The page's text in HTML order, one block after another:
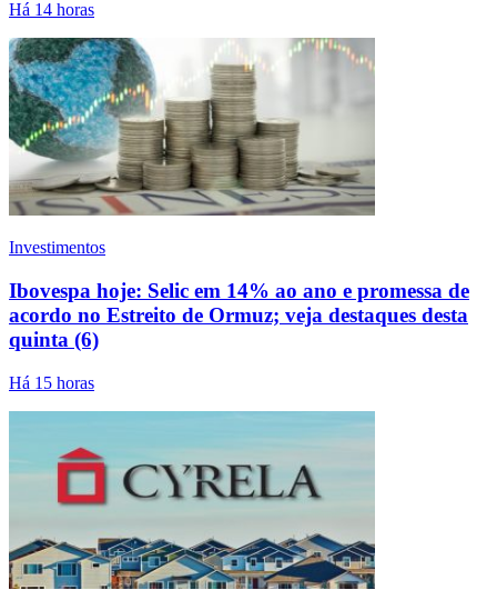
Há 14 horas
Investimentos
Ibovespa hoje: Selic em 14% ao ano e promessa de
acordo no Estreito de Ormuz; veja destaques desta
quinta (6)
Há 15 horas